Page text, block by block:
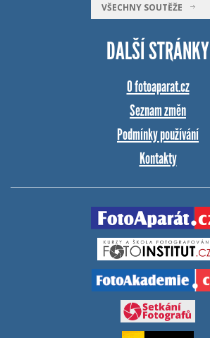
VŠECHNY SOUTĚŽE
DALŠÍ STRÁNKY
O fotoaparat.cz
Seznam změn
Podmínky používání
Kontakty